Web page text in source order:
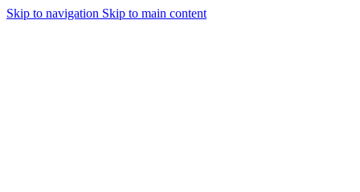
Skip to navigation Skip to main content